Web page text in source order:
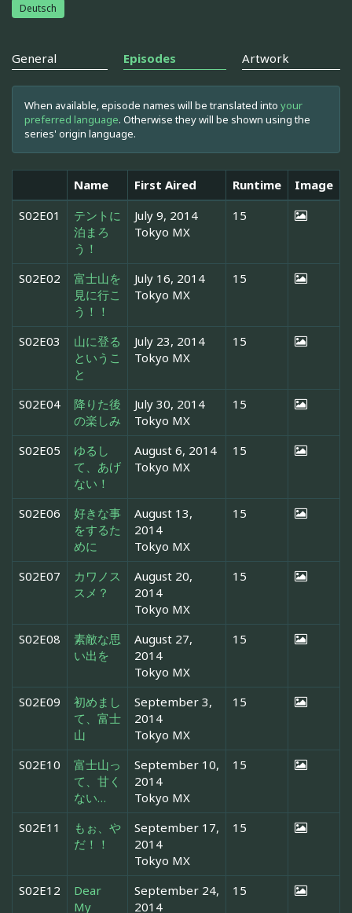
Deutsch
General Episodes Artwork
When available, episode names will be translated into your
preferred language. Otherwise they will be shown using the
series' origin language.
Name First Aired Runtime
Image
S02E01
テントに
泊まろ
う！
July 9, 2014
Tokyo MX
15
S02E02
富士山を
見に行こ
う！！
July 16, 2014
Tokyo MX
15
S02E03
山に登る
というこ
と
July 23, 2014
Tokyo MX
15
S02E04
降りた後
の楽しみ
July 30, 2014
Tokyo MX
15
S02E05
ゆるし
て、あげ
ない！
August 6, 2014
Tokyo MX
15
S02E06
好きな事
をするた
めに
August 13,
2014
Tokyo MX
15
S02E07
カワノス
スメ？
August 20,
2014
Tokyo MX
15
S02E08
素敵な思
い出を
August 27,
2014
Tokyo MX
15
S02E09
初めまし
て、富士
山
September 3,
2014
Tokyo MX
15
S02E10
富士山っ
て、甘く
ない…
September 10,
2014
Tokyo MX
15
S02E11
もぉ、や
だ！！
September 17,
2014
Tokyo MX
15
S02E12
Dear
My
September 24,
2014
15